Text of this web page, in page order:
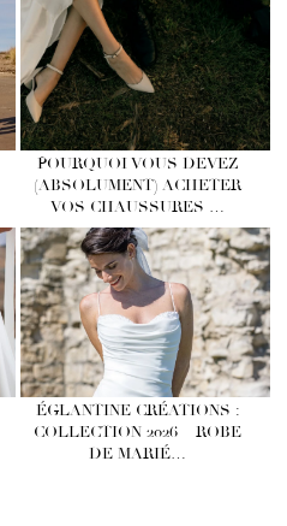
POURQUOI VOUS DEVEZ
(ABSOLUMENT) ACHETER
VOS CHAUSSURES …
ÉGLANTINE CRÉATIONS :
COLLECTION 2026 – ROBE
DE MARIÉ…